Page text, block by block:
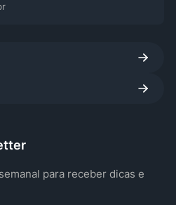
para receber dicas e